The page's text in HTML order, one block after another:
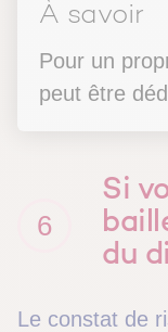
À savoir
Pour un
peut être
6
Si
du
Le constat de